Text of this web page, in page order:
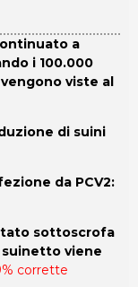
a
i 100.000
viste al
di suini
da PCV2:
sottoscrofa
viene
corrette